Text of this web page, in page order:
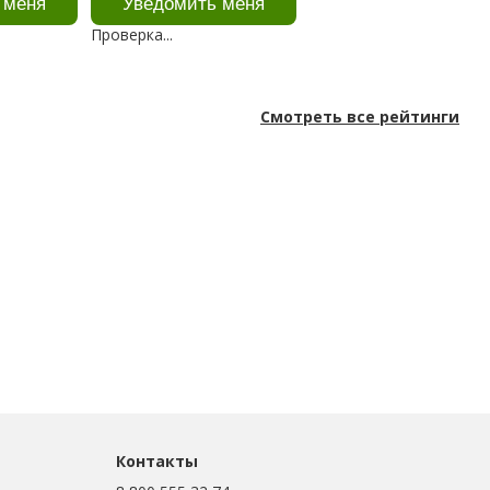
Проверка...
Смотреть все рейтинги
Контакты